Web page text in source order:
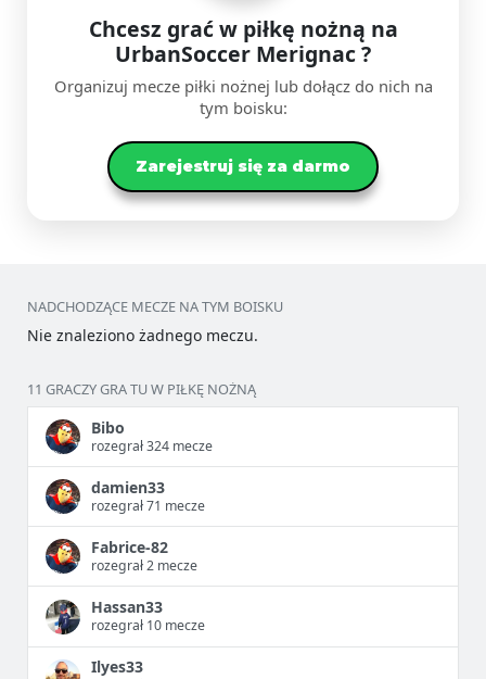
Chcesz grać w piłkę nożną na
UrbanSoccer Merignac ?
Organizuj mecze piłki nożnej lub dołącz do nich na
tym boisku:
Zarejestruj się za darmo
NADCHODZĄCE MECZE NA TYM BOISKU
Nie znaleziono żadnego meczu.
11 GRACZY GRA TU W PIŁKĘ NOŻNĄ
Bibo
rozegrał 324 mecze
damien33
rozegrał 71 mecze
Fabrice-82
rozegrał 2 mecze
Hassan33
rozegrał 10 mecze
Ilyes33